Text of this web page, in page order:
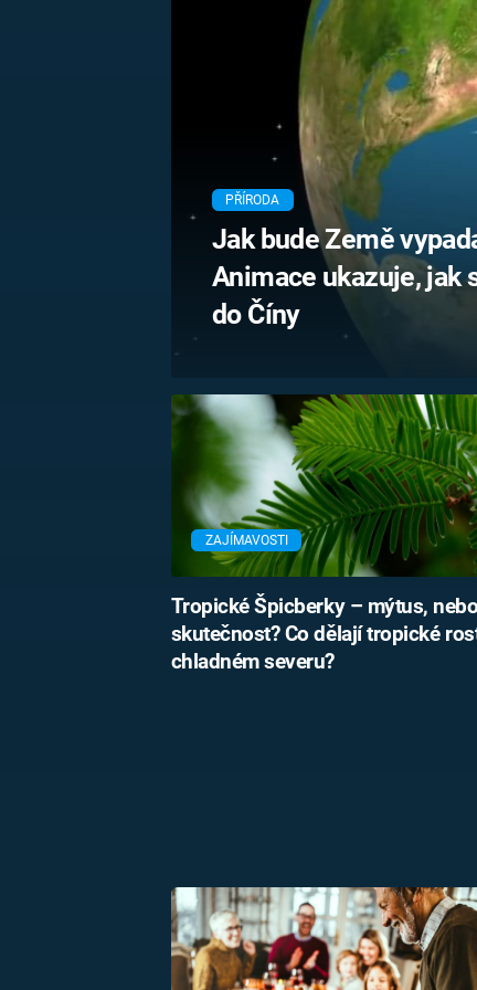
MARIE TEREZIE
NAPOLEON
BONAPARTE
BRITSKÁ
KRÁLOVSKÁ
RODINA
PŘÍRODA
Jak bude Země
Animace ukazuje, jak
do Číny
ZAJÍMAVOSTI
Tropické Špicberky – mýtus, nebo
skutečnost? Co dělají tropické
chladném severu?